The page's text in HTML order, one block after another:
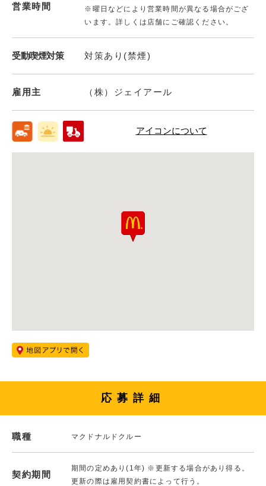
営業時間
※曜日などにより営業時間が異なる場合がござ
います。詳しくは店舗にご確認ください。
受動喫煙対策 対策あり(禁煙)
雇用主 （株）ジェイアール
アイコンについて
応募詳細
職種 マクドナルドクルー
契約期間
期間の定めあり(1年) ※更新する場合があり得る。
更新の際は雇用契約書によって行う。